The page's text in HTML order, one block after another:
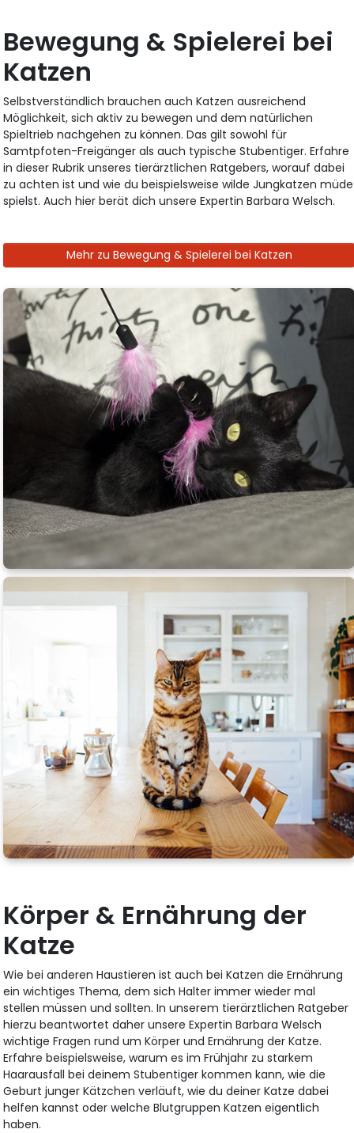
Bewegung & Spielerei bei
Katzen
Selbstverständlich brauchen auch Katzen ausreichend
Möglichkeit, sich aktiv zu bewegen und dem natürlichen
Spieltrieb nachgehen zu können. Das gilt sowohl für
Samtpfoten-Freigänger als auch typische Stubentiger. Erfahre
in dieser Rubrik unseres tierärztlichen Ratgebers, worauf dabei
zu achten ist und wie du beispielsweise wilde Jungkatzen müde
spielst. Auch hier berät dich unsere Expertin Barbara Welsch.
Mehr zu Bewegung & Spielerei bei Katzen
Körper & Ernährung der
Katze
Wie bei anderen Haustieren ist auch bei Katzen die Ernährung
ein wichtiges Thema, dem sich Halter immer wieder mal
stellen müssen und sollten. In unserem tierärztlichen Ratgeber
hierzu beantwortet daher unsere Expertin Barbara Welsch
wichtige Fragen rund um Körper und Ernährung der Katze.
Erfahre beispielsweise, warum es im Frühjahr zu starkem
Haarausfall bei deinem Stubentiger kommen kann, wie die
Geburt junger Kätzchen verläuft, wie du deiner Katze dabei
helfen kannst oder welche Blutgruppen Katzen eigentlich
haben.